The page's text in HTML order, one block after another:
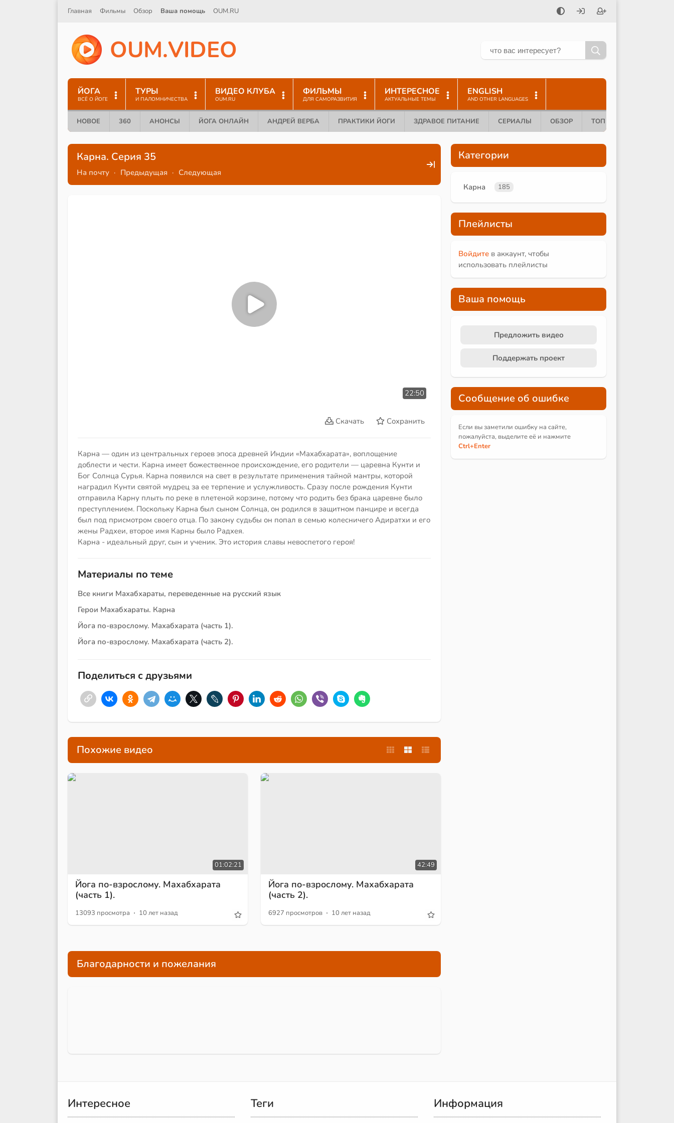
Главная Фильмы Обзор Ваша помощь OUM.RU
OUM.VIDEO
ЙОГА
ВСЁ О ЙОГЕ
ТУРЫ
И ПАЛОМНИЧЕСТВА
ВИДЕО КЛУБА
OUM.RU
ФИЛЬМЫ
ДЛЯ САМОРАЗВИТИЯ
ИНТЕРЕСНОЕ
АКТУАЛЬНЫЕ ТЕМЫ
ENGLISH
AND OTHER LANGUAGES
НОВОЕ 360 АНОНСЫ ЙОГА ОНЛАЙН АНДРЕЙ ВЕРБА ПРАКТИКИ ЙОГИ ЗДРАВОЕ ПИТАНИЕ СЕРИАЛЫ ОБЗОР ТОП 10
Карна. Серия 35
На почту · Предыдущая · Следующая
22:50
Скачать Сохранить
Карна — один из центральных героев эпоса древней Индии «Махабхарата», воплощение
доблести и чести. Карна имеет божественное происхождение, его родители — царевна Кунти и
Бог Солнца Сурья. Карна появился на свет в результате применения тайной мантры, которой
наградил Кунти святой мудрец за ее терпение и услужливость. Сразу после рождения Кунти
отправила Карну плыть по реке в плетеной корзине, потому что родить без брака царевне было
преступлением. Поскольку Карна был сыном Солнца, он родился в защитном панцире и всегда
был под присмотром своего отца. По закону судьбы он попал в семью колесничего Адиратхи и его
жены Радхеи, второе имя Карны было Радхея.
Карна - идеальный друг, сын и ученик. Это история славы невоспетого героя!
Материалы по теме
Все книги Махабхараты, переведенные на русский язык
Герои Махабхараты. Карна
Йога по-взрослому. Махабхарата (часть 1).
Йога по-взрослому. Махабхарата (часть 2).
Поделиться с друзьями
Похожие видео
01:02:21
Йога по-взрослому. Махабхарата
(часть 1).
13093 просмотра · 10 лет назад
42:49
Йога по-взрослому. Махабхарата
(часть 2).
6927 просмотров · 10 лет назад
Благодарности и пожелания
Категории
Карна 185
Плейлисты
Войдите в аккаунт, чтобы
использовать плейлисты
Ваша помощь
Предложить видео
Поддержать проект
Сообщение об ошибке
Если вы заметили ошибку на сайте,
пожалуйста, выделите её и нажмите
Ctrl+Enter
Интересное Теги Информация